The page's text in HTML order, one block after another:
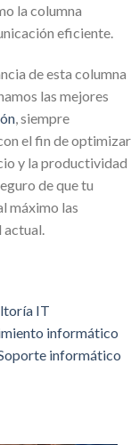
la columna
eficiente.
de esta columna
las mejores
, siempre
el fin de optimizar
y la productividad
de que tu
máximo las
IT
informático
informático